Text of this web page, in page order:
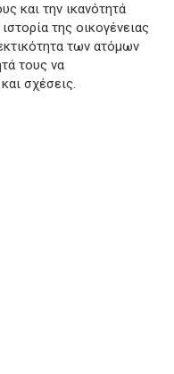
και την ικανότητά
της οικογένειας
των ατόμων
τους να
σχέσεις.